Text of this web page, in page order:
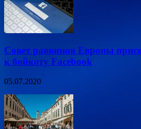
Совет раввинов Европы
к бойкоту Facebook
05.07.2020